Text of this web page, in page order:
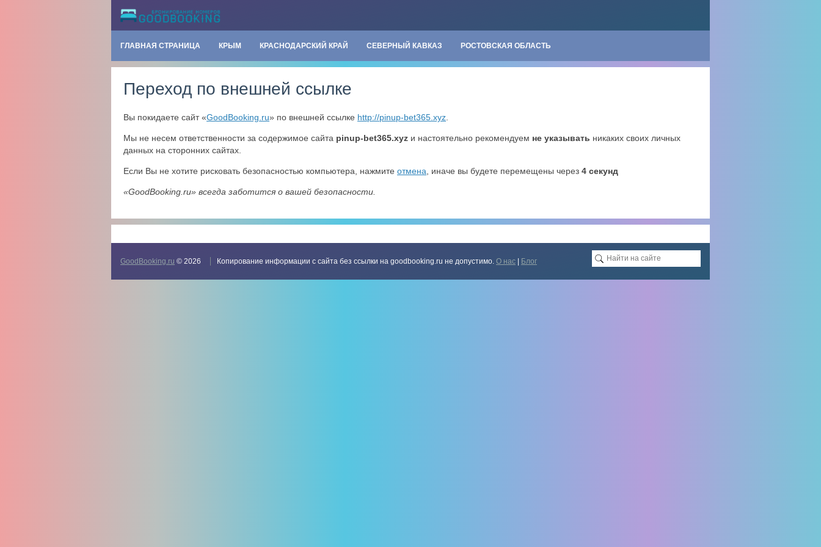
ГЛАВНАЯ СТРАНИЦА КРЫМ КРАСНОДАРСКИЙ КРАЙ СЕВЕРНЫЙ КАВКАЗ РОСТОВСКАЯ ОБЛАСТЬ
Переход по внешней ссылке
Вы покидаете сайт «GoodBooking.ru» по внешней ссылке http://pinup-bet365.xyz
Мы не несем ответственности за содержимое сайта pinup-bet365.xyz и настоятельно рекомендуем не указывать никаких своих личных
данных на сторонних сайтах.
Если Вы не хотите рисковать безопасностью компьютера, нажмите отмена , иначе вы будете перемещены через 4 секунд
«GoodBooking.ru» всегда заботится о вашей безопасности.
GoodBooking.ru © 2026 Копирование информации с сайта без ссылки на goodbooking.ru не допустимо. О нас Блог